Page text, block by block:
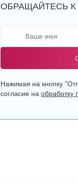
ОБРАЩАЙТЕСЬ К
Нажимая на кнопку
согласие на обработку